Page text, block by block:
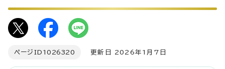
ページID 1026320 更新日 2026年1月7日